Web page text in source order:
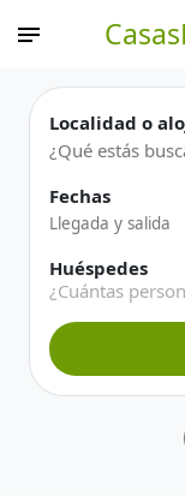
Localidad o
Fechas
Huéspedes
¿Cuántas